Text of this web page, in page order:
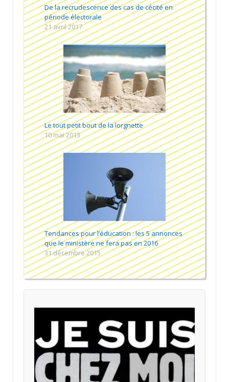
De la recrudescence des cas de cécité en
période électorale
21 avril 2017
Le tout petit bout de la lorgnette
10 mai 2013
Tendances pour l’éducation : les 5 annonces
que le ministère ne fera pas en 2016
31 décembre 2015